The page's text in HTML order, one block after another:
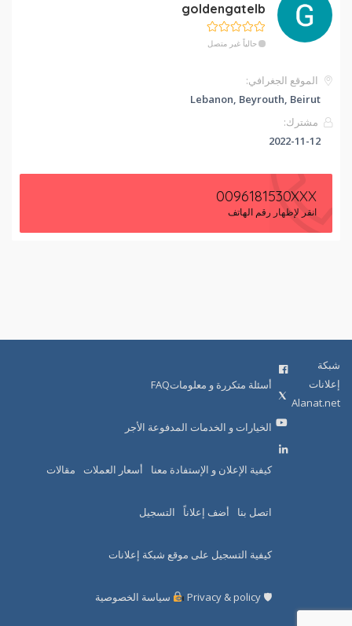
goldengatelb
حالياً غير متصل
الموقع الجغرافي:
Lebanon, Beyrouth, Beirut
مشترك:
2022-11-12
0096181530XXX
انقر لإظهار رقم الهاتف
شبكة
إعلانات
Alanat.net
أسئلة متكررة و معلوماتFAQ
الخيارات و الخدمات المدفوعة الأجر
كيفية الإعلان و الإستفادة معنا أسعار العملات مقالات
اتصل بنا أضف إعلاناً التسجيل
كيفية التسجيل على موقع شبكة إعلانات
🛡 Privacy & policy سياسة الخصوصية